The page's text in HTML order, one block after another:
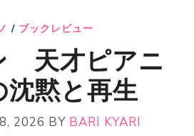
/ ブックレビュー
天才ピアニ
沈黙と再生
2026 BY BARI KYARI